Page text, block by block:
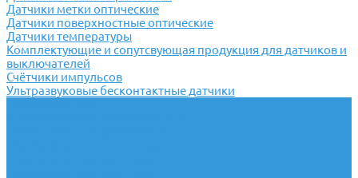
Датчики метки оптические
Датчики поверхностные оптические
Датчики температуры
Комплектующие и сопутсвующая продукция для датчиков и
выключателей
Счётчики импульсов
Ультразвуковые бесконтактные датчики